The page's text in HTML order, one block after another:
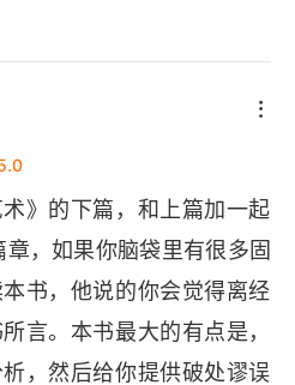
》的下篇，和上篇加一起
，如果你脑袋里有很多固
书，他说的你会觉得离经
言。本书最大的有点是，
，然后给你提供破处谬误